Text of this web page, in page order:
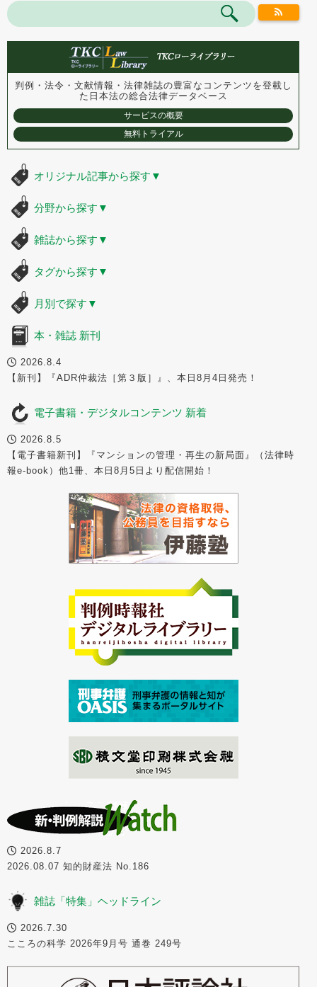
判例・法令・文献情報・法律雑誌の豊富なコンテンツを登載し
た 日本法の総合法律データベース
サービスの概要
無料トライアル
オリジナル記事から探す ▼
分野から探す ▼
雑誌から探す ▼
タグから探す ▼
月別で探す ▼
本・雑誌 新刊
2026.8.4
【新刊】『ADR仲裁法［第３版］』、本日8月4日発売！
電子書籍・デジタルコンテンツ 新着
2026.8.5
【電子書籍新刊】『マンションの管理・再生の新局面』（法律時
報e-book）他1冊、本日8月5日より配信開始！
2026.8.7
2026.08.07 知的財産法 No.186
雑誌「特集」ヘッドライン
2026.7.30
こころの科学 2026年9月号 通巻 249号